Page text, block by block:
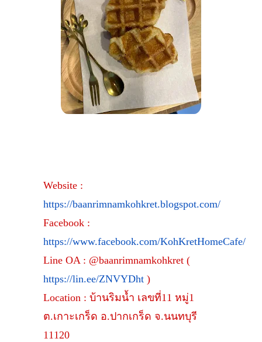
Website :
https://baanrimnamkohkret.blogspot.com/
Facebook :
https://www.facebook.com/KohKretHomeCafe/
Line OA : @baanrimnamkohkret (
https://lin.ee/ZNVYDht )
Location : บ้านริมน้ำ เลขที่11 หมู่1
ต.เกาะเกร็ด อ.ปากเกร็ด จ.นนทบุรี
11120